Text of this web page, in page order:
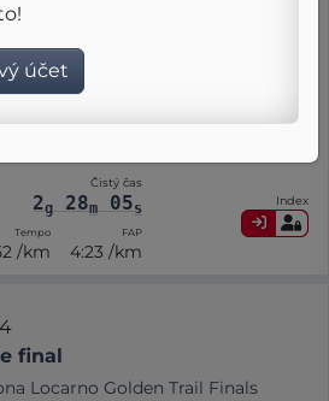
des Matheysins
Čistý čas
2g28m05s
Tempo
/km
FAP
4:23 /km
Index
final
Locarno Golden Trail Finals
účet